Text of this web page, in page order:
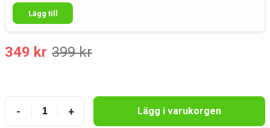
Lägg till
349 kr 399 kr
- + Lägg i varukorgen